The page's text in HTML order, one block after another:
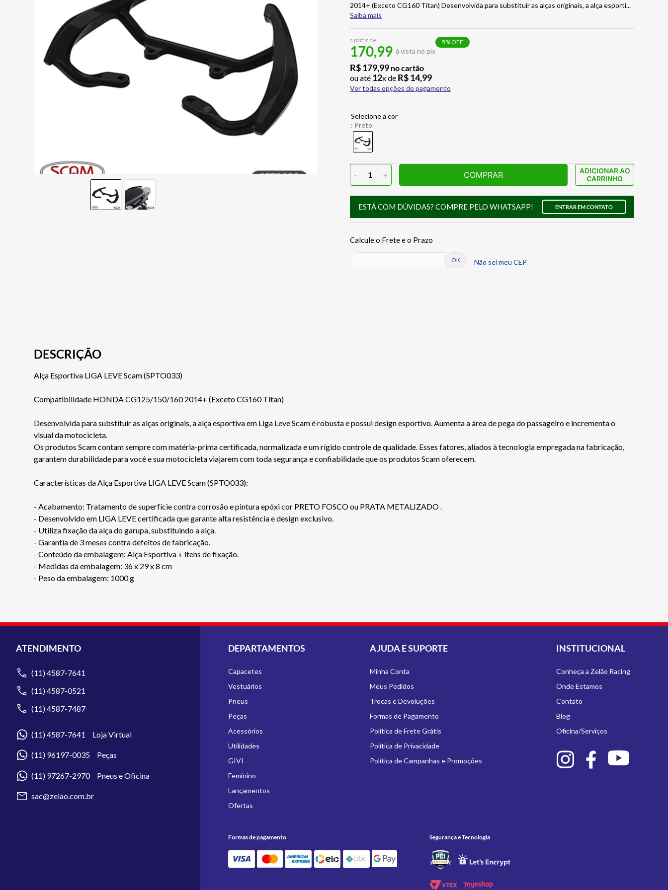
2014+ (Exceto CG160 Titan) Desenvolvida para substituir as alças originais, a alça esporti...
Saiba mais
a partir de:
170,99 à vista no pix
5% OFF
R$179,99 no cartão
ou até 12x de R$14,99
Ver todas opções de pagamento
: Preto
- 1 + COMPRAR
ADICIONAR AO
CARRINHO
ESTÁ COM DÚVIDAS? COMPRE PELO WHATSAPP! ENTRAR EM CONTATO
Não sei meu CEP
DESCRIÇÃO
Alça Esportiva LIGA LEVE Scam (SPTO033)
Compatibilidade HONDA CG125/150/160 2014+ (Exceto CG160 Titan)
Desenvolvida para substituir as alças originais, a alça esportiva em Liga Leve Scam é robusta e possui design esportivo. Aumenta a área de pega do passageiro e incrementa o
visual da motocicleta.
Os produtos Scam contam sempre com matéria-prima certificada, normalizada e um rígido controle de qualidade. Esses fatores, aliados à tecnologia empregada na fabricação,
garantem durabilidade para você e sua motocicleta viajarem com toda segurança e confiabilidade que os produtos Scam oferecem.
Características da Alça Esportiva LIGA LEVE Scam (SPTO033):
- Acabamento: Tratamento de superfície contra corrosão e pintura epóxi cor PRETO FOSCO ou PRATA METALIZADO .
- Desenvolvido em LIGA LEVE certificada que garante alta resistência e design exclusivo.
- Utiliza fixação da alça do garupa, substituindo a alça.
- Garantia de 3 meses contra defeitos de fabricação.
- Conteúdo da embalagem: Alça Esportiva + itens de fixação.
- Medidas da embalagem: 36 x 29 x 8 cm
- Peso da embalagem: 1000 g
ATENDIMENTO
(11) 4587-7641
(11) 4587-0521
(11) 4587-7487
(11) 4587-7641 Loja Virtual
(11) 96197-0035 Peças
(11) 97267-2970 Pneus e Oficina
sac@zelao.com.br
DEPARTAMENTOS
Capacetes
Vestuários
Pneus
Peças
Acessórios
Utilidades
GIVI
Feminino
Lançamentos
Ofertas
AJUDA E SUPORTE
Minha Conta
Meus Pedidos
Trocas e Devoluções
Formas de Pagamento
Política de Frete Grátis
Política de Privacidade
Política de Campanhas e Promoções
INSTITUCIONAL
Conheça a Zelão Racing
Onde Estamos
Contato
Blog
Oficina/Serviços
Formas de pagamento Segurança e Tecnologia
9 º AIROH
BOTAS